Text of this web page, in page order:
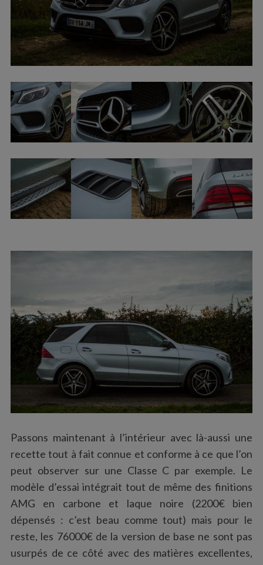
Passons maintenant à l’intérieur avec là-aussi une
recette tout à fait connue et conforme à ce que l’on
peut observer sur une Classe C par exemple. Le
modèle d’essai intégrait tout de même des finitions
AMG en carbone et laque noire (2200€ bien
dépensés : c’est beau comme tout) mais pour le
reste, les 76000€ de la version de base ne sont pas
usurpés de ce côté avec des matières excellentes,